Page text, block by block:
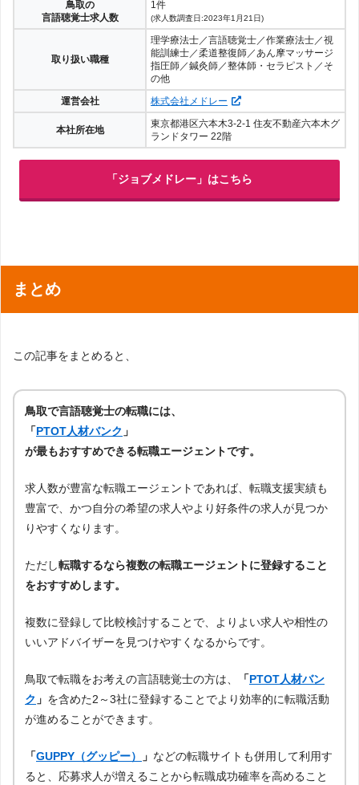
鳥取の
言語聴覚士求人数
1件
(求人数調査日:2023年1月21日)
取り扱い職種
理学療法士／言語聴覚士／作業療法士／視
能訓練士／柔道整復師／あん摩マッサージ
指圧師／鍼灸師／整体師・セラピスト／そ
の他
運営会社
株式会社メドレー
本社所在地
東京都港区六本木3-2-1 住友不動産六本木グ
ランドタワー 22階
「ジョブメドレー」はこちら
まとめ
この記事をまとめると、
鳥取で言語聴覚士の転職には、
「PTOT人材バンク 」
が最もおすすめできる転職エージェントです。
求人数が豊富な転職エージェントであれば、転職支援実績も
豊富で、かつ自分の希望の求人やより好条件の求人が見つか
りやすくなります。
ただし転職するなら複数の転職エージェントに登録すること
をおすすめします。
複数に登録して比較検討することで、よりよい求人や相性の
いいアドバイザーを見つけやすくなるからです。
鳥取で転職をお考えの言語聴覚士の方は、 「PTOT人材バン
ク 」 を含めた2～3社に登録することでより効率的に転職活動
が進めることができます。
「GUPPY（グッピー） 」 などの転職サイトも併用して利用す
ると、応募求人が増えることから転職成功確率を高めること